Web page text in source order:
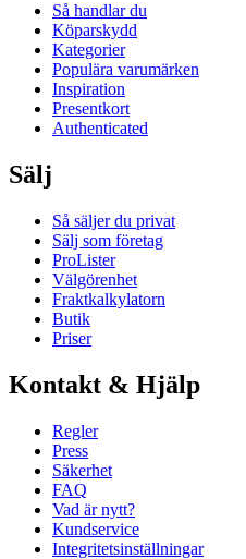
Så handlar du
Köparskydd
Kategorier
Populära varumärken
Inspiration
Presentkort
Authenticated
Sälj
Så säljer du privat
Sälj som företag
ProLister
Välgörenhet
Fraktkalkylatorn
Butik
Priser
Kontakt & Hjälp
Regler
Press
Säkerhet
FAQ
Vad är nytt?
Kundservice
Integritetsinställningar